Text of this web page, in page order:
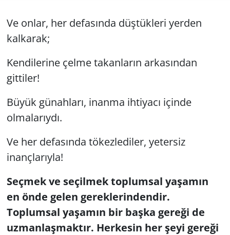
Ve onlar, her defasında düştükleri yerden
kalkarak;
Kendilerine çelme takanların arkasından
gittiler!
Büyük günahları, inanma ihtiyacı içinde
olmalarıydı.
Ve her defasında tökezlediler, yetersiz
inançlarıyla!
Seçmek ve seçilmek toplumsal yaşamın
en önde gelen gereklerindendir.
Toplumsal yaşamın bir başka gereği de
uzmanlaşmaktır. Herkesin her şeyi gereği
GÜNDEM
HABERDE İNSAN
KÜLTÜR SANAT
MAGAZİN
POLİTİKA
RESMİ İLANLAR
SAĞLIK
SİYASET
SPOR